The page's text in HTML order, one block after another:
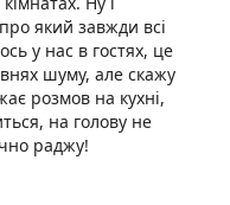
який завжди всі
у нас в гостях, це
шуму, але скажу
розмов на кухні,
на голову не
раджу!